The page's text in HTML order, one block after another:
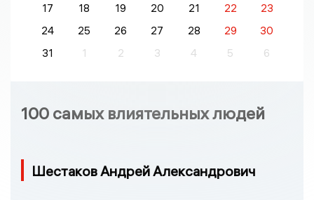
17
18 19 20 21 22
23
24
25 26 27 28 29
30
31
1 2 3 4 5 6
100 самых влиятельных людей
Шестаков Андрей Александрович